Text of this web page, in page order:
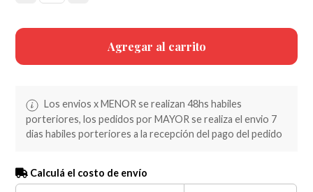
Agregar al carrito
Los envios x MENOR se realizan 48hs habiles
porteriores, los pedidos por MAYOR se realiza el envio 7
dias habiles porteriores a la recepción del pago del pedido
Calculá el costo de envío